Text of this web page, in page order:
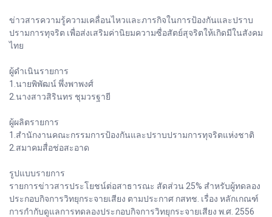
ข่าวสารความรู้ความเคลื่อนไหวและภารกิจในการป้องกันและปราบ
ปรามการทุจริต เพื่อส่งเสริมค่านิยมความซื่อสัตย์สุจริตให้เกิดมีในสังคม
ไทย
ผู้ดำเนินรายการ
1.นายพิพัฒน์ พึ่งพาพงศ์
2.นางสาวสิรินทร ชุมวรฐายี
ผู้ผลิตรายการ
1.สำนักงานคณะกรรมการป้องกันและปราบปรามการทุจริตแห่งชาติ
2.สมาคมสื่อช่อสะอาด
รูปแบบรายการ
รายการข่าวสารประโยชน์ต่อสาธารณะ สัดส่วน 25% สำหรับผู้ทดลอง
ประกอบกิจการวิทยุกระจายเสียง ตามประกาศ กสทช. เรื่อง หลักเกณฑ์
การกำกับดูแลการทดลองประกอบกิจการวิทยุกระจายเสียง พ.ศ. 2556